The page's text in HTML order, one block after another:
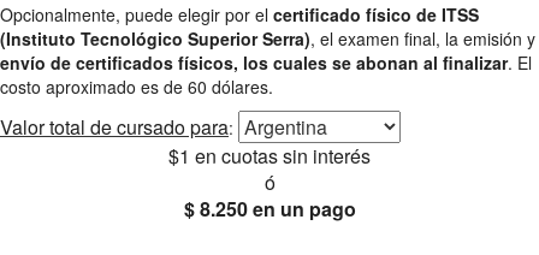
Opcionalmente, puede elegir por el certificado físico de ITSS
(Instituto Tecnológico Superior Serra), el examen final, la emisión y
envío de certificados físicos, los cuales se abonan al finalizar. El
costo aproximado es de 60 dólares.
Valor total de cursado para:
$1 en cuotas sin interés
ó
$ 8.250en un pago